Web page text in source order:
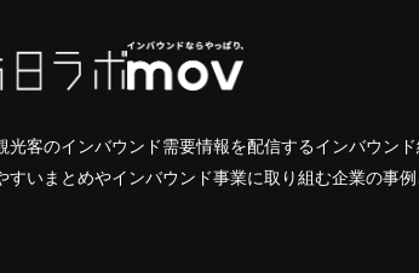
光客のインバウンド需要情報を配信するインバウン
すいまとめやインバウンド事業に取り組む企業の事